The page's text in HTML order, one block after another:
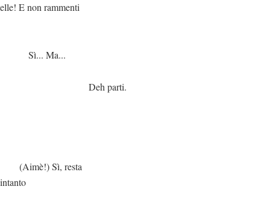
non rammenti
resta